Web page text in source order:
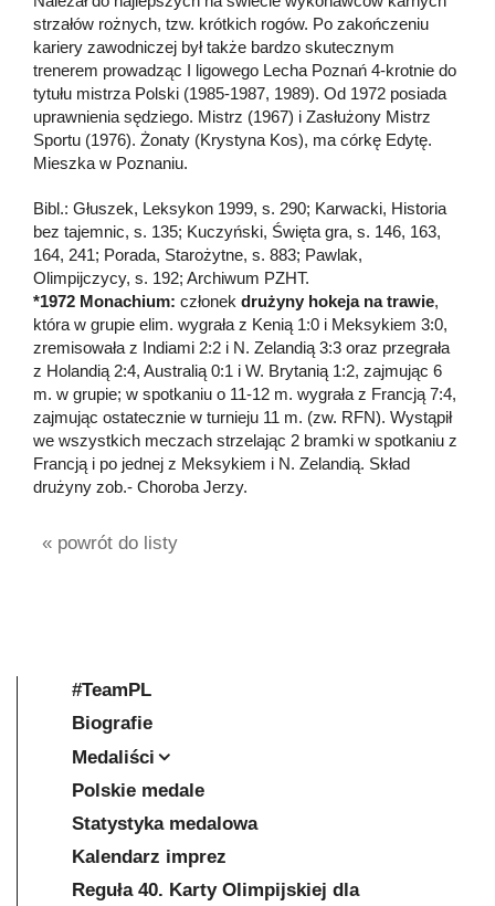
strzałów rożnych, tzw. krótkich rogów. Po zakończeniu
kariery zawodniczej był także bardzo skutecznym
trenerem prowadząc I ligowego Lecha Poznań 4-krotnie do
tytułu mistrza Polski (1985-1987, 1989). Od 1972 posiada
uprawnienia sędziego. Mistrz (1967) i Zasłużony Mistrz
Sportu (1976). Żonaty (Krystyna Kos), ma córkę Edytę.
Mieszka w Poznaniu.
Bibl.: Głuszek, Leksykon 1999, s. 290; Karwacki, Historia
bez tajemnic, s. 135; Kuczyński, Święta gra, s. 146, 163,
164, 241; Porada, Starożytne, s. 883; Pawlak,
Olimpijczycy, s. 192; Archiwum PZHT.
*1972 Monachium: członek drużyny hokeja na trawie,
która w grupie elim. wygrała z Kenią 1:0 i Meksykiem 3:0,
zremisowała z Indiami 2:2 i N. Zelandią 3:3 oraz przegrała
z Holandią 2:4, Australią 0:1 i W. Brytanią 1:2, zajmując 6
m. w grupie; w spotkaniu o 11-12 m. wygrała z Francją 7:4,
zajmując ostatecznie w turnieju 11 m. (zw. RFN). Wystąpił
we wszystkich meczach strzelając 2 bramki w spotkaniu z
Francją i po jednej z Meksykiem i N. Zelandią. Skład
drużyny zob.- Choroba Jerzy.
« powrót do listy
#TeamPL
Biografie
Medaliści
Polskie medale
Statystyka medalowa
Kalendarz imprez
Reguła 40. Karty Olimpijskiej dla